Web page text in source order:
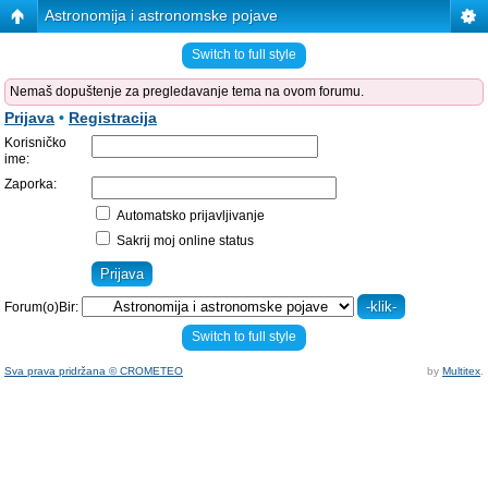
Astronomija i astronomske pojave
Switch to full style
Nemaš dopuštenje za pregledavanje tema na ovom forumu.
Prijava • Registracija
Korisničko
ime:
Zaporka:
Automatsko prijavljivanje
Sakrij moj online status
Forum(o)Bir:
Switch to full style
Sva prava pridržana © CROMETEO by Multitex